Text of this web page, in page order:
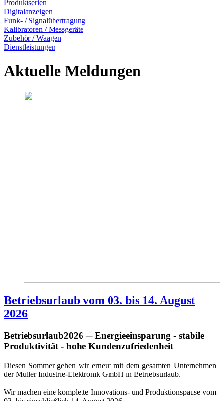
Produktserien
Digitalanzeigen
Funk- / Signalübertragung
Kalibratoren / Messgeräte
Zubehör / Waagen
Dienstleistungen
Aktuelle Meldungen
Betriebsurlaub vom 03. bis 14. August
2026
Betriebsurlaub2026 ─ Energieeinsparung - stabile
Produktivität - hohe Kundenzufriedenheit
Diesen Sommer gehen wir erneut mit dem gesamten Unternehmen
der Müller Industrie-Elektronik GmbH in Betriebsurlaub.
Wir machen eine komplette Innovations- und Produktionspause vom